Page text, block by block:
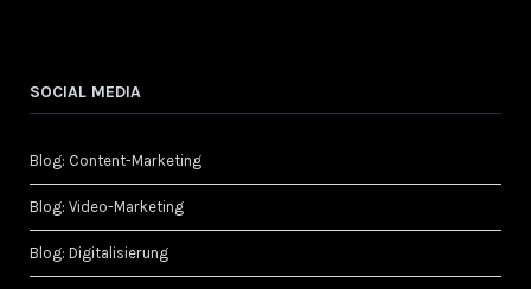
SOCIAL MEDIA
Blog: Content-Marketing
Blog: Video-Marketing
Blog: Digitalisierung